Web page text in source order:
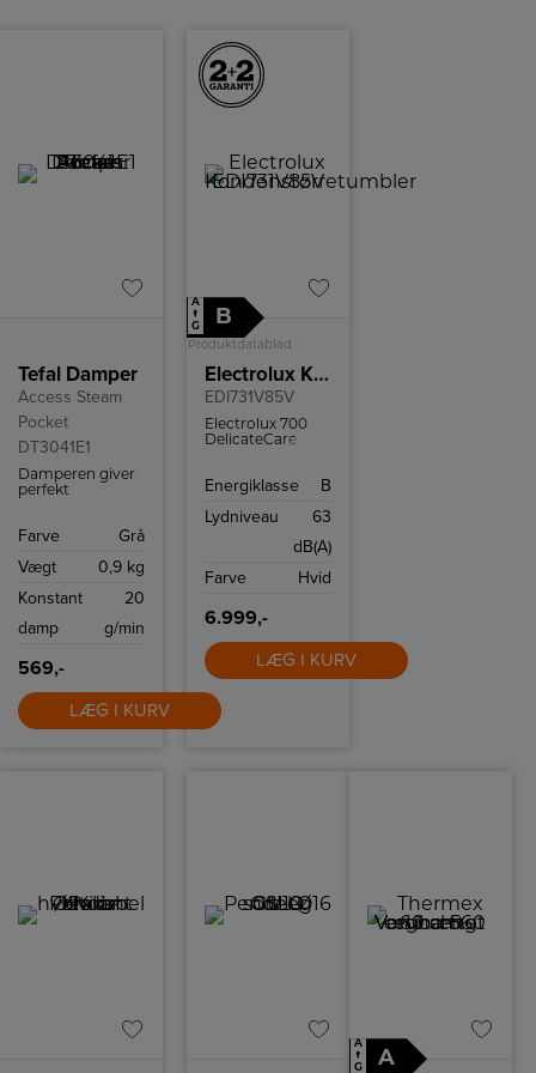
Tefal Damper
Access Steam
Pocket
DT3041E1
Damperen giver
perfekt
på alle stoffer.
Farve
Grå
Vægt
0,9 kg
Konstant
damp
20
g/min
569,-
LÆG I KURV
A
↑
G
B
Produktdatablad
Electrolux Kondenstørretumbler
EDI731V85V
Electrolux 700
DelicateCare
varmepumpeteknologi
Perfekt tørring til
Energiklasse
B
Lydniveau
63
dB(A)
Farve
Hvid
6.999,-
LÆG I KURV
A
↑
G
A